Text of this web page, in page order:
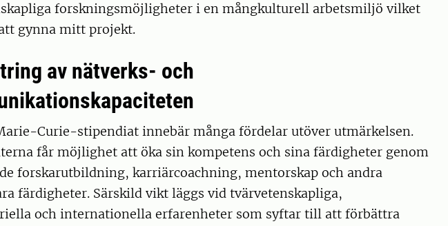
forskningsmöjligheter i en mångkulturell arbetsmiljö vilket
gynna mitt projekt.
av nätverks- och
Curie-stipendiat innebär många fördelar utöver utmärkelsen.
får möjlighet att öka sin kompetens och sina färdigheter genom
forskarutbildning, karriärcoachning, mentorskap och andra
färdigheter. Särskild vikt läggs vid tvärvetenskapliga,
och internationella erfarenheter som syftar till att förbättra